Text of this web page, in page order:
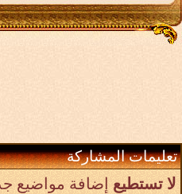
تعليمات المشاركة
لا تستطيع إضافة مواضيع